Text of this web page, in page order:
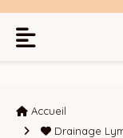
Accueil
Drainage